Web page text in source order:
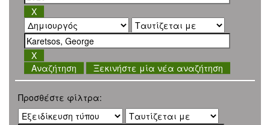
Ξεκινήστε μία νέα αναζήτηση
Προσθέστε φίλτρα: